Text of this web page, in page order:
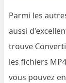
Parmi les
aussi
trouve
les fichiers
vous pouvez